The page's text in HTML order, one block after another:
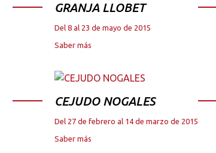
GRANJA LLOBET
Del 8 al 23 de mayo de 2015
Saber más
CEJUDO NOGALES
Del 27 de febrero al 14 de marzo de 2015
Saber más